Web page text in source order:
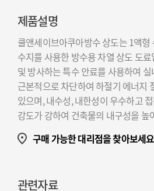
제품설명
쿨앤세이브아쿠아방수 상도는 1액
수지를 사용한 방수용 차열 상도 도
및 방사하는 특수 안료를 사용하여
근본적으로 차단하여 하절기 에너지
있으며, 내수성, 내한성이 우수하고
강도가 강하여 건축물의 내구성을 높
구매 가능한 대리점을 찾아보세요
관련자료